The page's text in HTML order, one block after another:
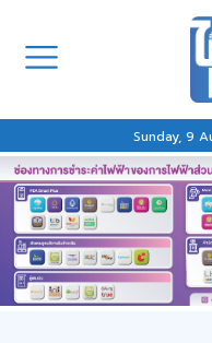
Sunday, 9